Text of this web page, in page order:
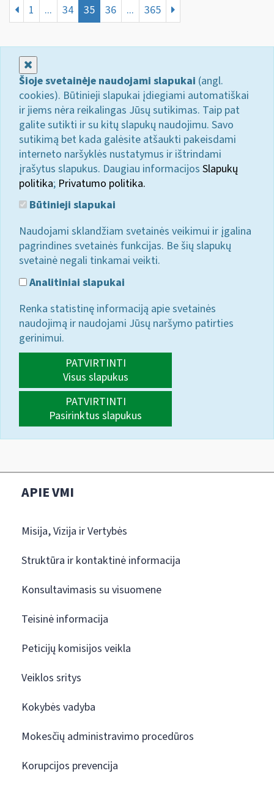
1 ... 34 35 36 ... 365
Šioje svetainėje naudojami slapukai (angl.
cookies). Būtinieji slapukai įdiegiami automatiškai
ir jiems nėra reikalingas Jūsų sutikimas. Taip pat
galite sutikti ir su kitų slapukų naudojimu. Savo
sutikimą bet kada galėsite atšaukti pakeisdami
interneto naršyklės nustatymus ir ištrindami
įrašytus slapukus. Daugiau informacijos Slapukų
politika; Privatumo politika.
Būtinieji slapukai
Naudojami sklandžiam svetainės veikimui ir įgalina
pagrindines svetainės funkcijas. Be šių slapukų
svetainė negali tinkamai veikti.
Analitiniai slapukai
Renka statistinę informaciją apie svetainės
naudojimą ir naudojami Jūsų naršymo patirties
gerinimui.
PATVIRTINTI
Visus slapukus
PATVIRTINTI
Pasirinktus slapukus
APIE VMI
Misija, Vizija ir Vertybės
Struktūra ir kontaktinė informacija
Konsultavimasis su visuomene
Teisinė informacija
Peticijų komisijos veikla
Veiklos sritys
Kokybės vadyba
Mokesčių administravimo procedūros
Korupcijos prevencija